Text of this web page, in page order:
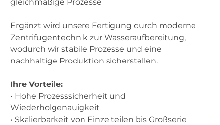
gleichmäßige Prozesse
Ergänzt wird unsere Fertigung durch moderne
Zentrifugentechnik zur Wasseraufbereitung,
wodurch wir stabile Prozesse und eine
nachhaltige Produktion sicherstellen.
Ihre Vorteile:
• Hohe Prozesssicherheit und
Wiederholgenauigkeit
• Skalierbarkeit von Einzelteilen bis Großserie